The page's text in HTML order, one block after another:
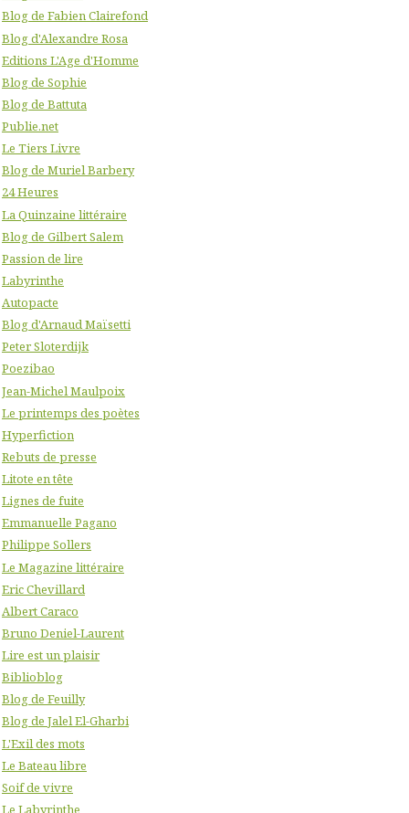
Blog de Fabien Clairefond
Blog d'Alexandre Rosa
Editions L'Age d'Homme
Blog de Sophie
Blog de Battuta
Publie.net
Le Tiers Livre
Blog de Muriel Barbery
24 Heures
La Quinzaine littéraire
Blog de Gilbert Salem
Passion de lire
Labyrinthe
Autopacte
Blog d'Arnaud Maïsetti
Peter Sloterdijk
Poezibao
Jean-Michel Maulpoix
Le printemps des poètes
Hyperfiction
Rebuts de presse
Litote en tête
Lignes de fuite
Emmanuelle Pagano
Philippe Sollers
Le Magazine littéraire
Eric Chevillard
Albert Caraco
Bruno Deniel-Laurent
Lire est un plaisir
Biblioblog
Blog de Feuilly
Blog de Jalel El-Gharbi
L'Exil des mots
Le Bateau libre
Soif de vivre
Le Labyrinthe